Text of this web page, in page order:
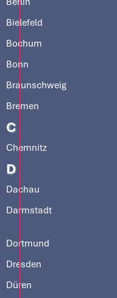
Bielefeld
Bochum
Bonn
Braunschweig
Bremen
C
Chemnitz
D
Dachau
Darmstadt
Dortmund
Dresden
Düren